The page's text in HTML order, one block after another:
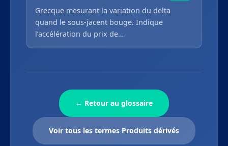
Grecque mesurant la variation du delta
quand le sous-jacent bouge. Indique
l’accélération du prix de…
← Retour au glossaire
Voir tous les termes Produits dérivés